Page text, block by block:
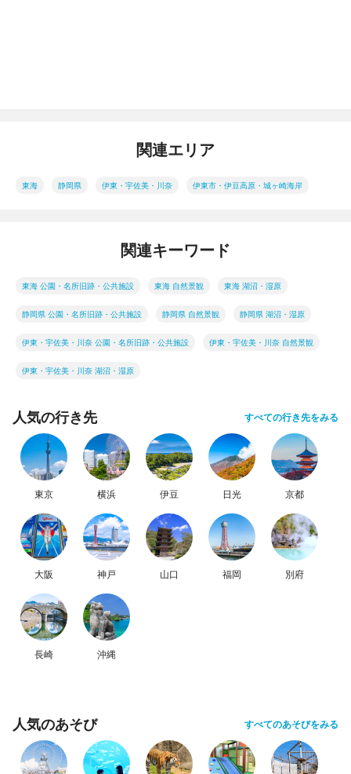
関連エリア
東海 静岡県 伊東・宇佐美・川奈 伊東市・伊豆高原・城ヶ崎海岸
関連キーワード
東海 公園・名所旧跡・公共施設 東海 自然景観 東海 湖沼・湿原
静岡県 公園・名所旧跡・公共施設 静岡県 自然景観 静岡県 湖沼・湿原
伊東・宇佐美・川奈 公園・名所旧跡・公共施設 伊東・宇佐美・川奈 自然景観
伊東・宇佐美・川奈 湖沼・湿原
人気の行き先 すべての行き先をみる
東京 横浜 伊豆 日光 京都
大阪 神戸 山口 福岡 別府
長崎 沖縄
人気のあそび すべてのあそびをみる